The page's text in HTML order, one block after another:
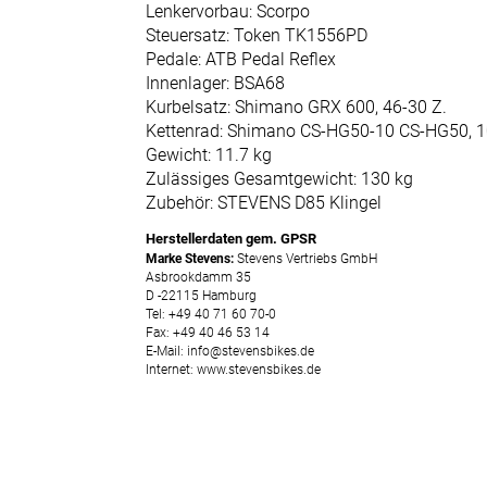
Lenkervorbau: Scorpo
Steuersatz: Token TK1556PD
Pedale: ATB Pedal Reflex
Innenlager: BSA68
Kurbelsatz: Shimano GRX 600, 46-30 Z.
Kettenrad: Shimano CS-HG50-10 CS-HG50,
Gewicht: 11.7 kg
Zulässiges Gesamtgewicht: 130 kg
Zubehör: STEVENS D85 Klingel
Herstellerdaten gem. GPSR
Marke Stevens: Stevens Vertriebs GmbH
Asbrookdamm 35
D -22115 Hamburg
Tel: +49 40 71 60 70-0
Fax: +49 40 46 53 14
E-Mail: info@stevensbikes.de
Internet: www.stevensbikes.de